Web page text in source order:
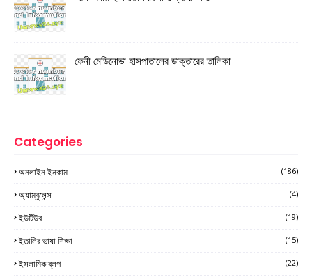
ফেনী মেডিনোভা হাসপাতালের ডাক্তারের তালিকা
Categories
অনলাইন ইনকাম (186)
অ্যাম্বুলেন্স (4)
ইউটিউব (19)
ইতালির ভাষা শিক্ষা (15)
ইসলামিক ব্লগ (22)